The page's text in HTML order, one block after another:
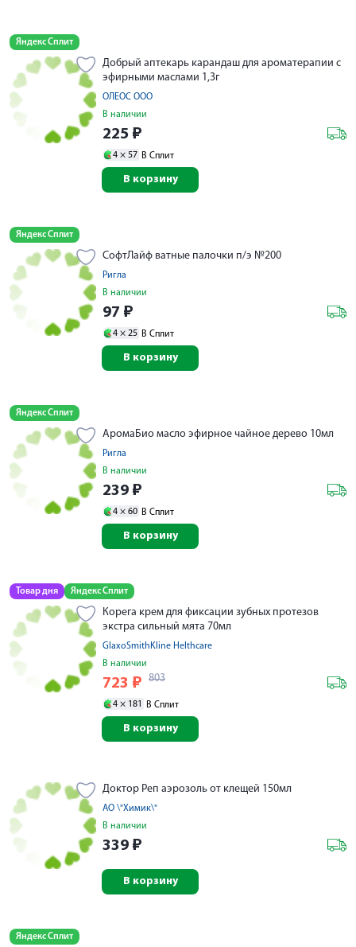
Яндекс Сплит
Добрый аптекарь карандаш для ароматерапии с
эфирными маслами 1,3г
ОЛЕОС ООО
В наличии
225 ₽
4 × 57 В Сплит
В корзину
Яндекс Сплит
СофтЛайф ватные палочки п/э №200
Ригла
В наличии
97 ₽
4 × 25 В Сплит
В корзину
Яндекс Сплит
АромаБио масло эфирное чайное дерево 10мл
Ригла
В наличии
239 ₽
4 × 60 В Сплит
В корзину
Товар дня Яндекс Сплит
Корега крем для фиксации зубных протезов
экстра сильный мята 70мл
GlaxoSmithKline Helthcare
В наличии
723 ₽ 803
4 × 181 В Сплит
В корзину
Доктор Реп аэрозоль от клещей 150мл
АО \"Химик\"
В наличии
339 ₽
В корзину
Яндекс Сплит